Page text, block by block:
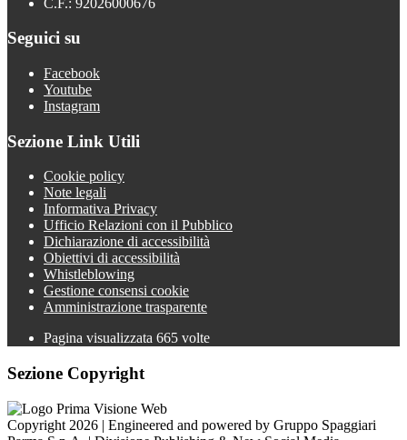
Seguici su
Facebook
Youtube
Instagram
Sezione Link Utili
Cookie policy
Note legali
Informativa Privacy
Ufficio Relazioni con il Pubblico
Dichiarazione di accessibilità
Obiettivi di accessibilità
Whistleblowing
Gestione consensi cookie
Amministrazione trasparente
Pagina visualizzata 665 volte
Sezione Copyright
Copyright 2026 | Engineered and powered by Gruppo Spaggiari